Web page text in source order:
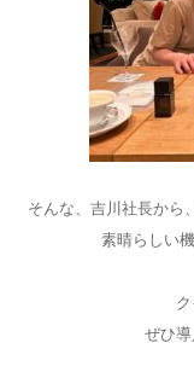
そんな、吉川社長から
素晴らしい
ぜひ導